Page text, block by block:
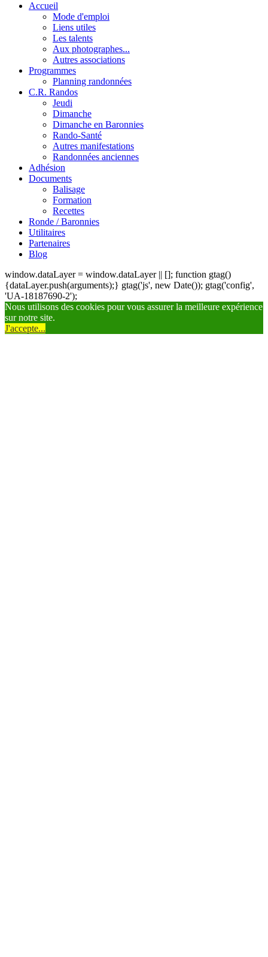
Accueil
Mode d'emploi
Liens utiles
Les talents
Aux photographes...
Autres associations
Programmes
Planning randonnées
C.R. Randos
Jeudi
Dimanche
Dimanche en Baronnies
Rando-Santé
Autres manifestations
Randonnées anciennes
Adhésion
Documents
Balisage
Formation
Recettes
Ronde / Baronnies
Utilitaires
Partenaires
Blog
window.dataLayer = window.dataLayer || []; function gtag()
{dataLayer.push(arguments);} gtag('js', new Date()); gtag('config',
'UA-18187690-2');
Nous utilisons des cookies pour vous assurer la meilleure expérience
sur notre site.
J'accepte...